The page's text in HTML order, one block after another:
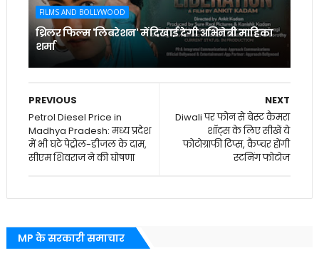
FILMS AND BOLLYWOOD
थ्रिलर फिल्म 'लिबरेशन' में दिखाई देगी अभिनेत्री माहिका
शर्मा
NEXT
Diwali पर फोन से बेस्ट कैमरा
शॉट्स के लिए सीखें ये
फोटोग्राफी टिप्स, कैप्चर होंगी
स्टनिंग फोटोज
PREVIOUS
Petrol Diesel Price in
Madhya Pradesh: मध्य प्रदेश
में भी घटे पेट्रोल-डीजल के दाम,
सीएम शिवराज ने की घोषणा
MP के सरकारी समाचार